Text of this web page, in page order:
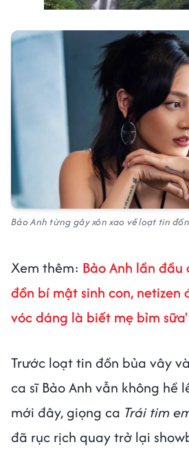
Bảo Anh từng gây xôn xao về loạt tin
Xem thêm: Bảo Anh lần
đồn bí mật sinh con, netizen
vóc dáng là biết mẹ bỉm sữa'
Trước loạt tin đồn bủa vây
ca sĩ Bảo Anh vẫn không hề
mới đây, giọng ca Trái tim
đã rục rịch quay trở lại